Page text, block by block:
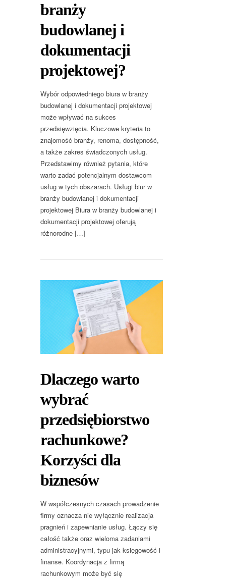
branży
budowlanej i
dokumentacji
projektowej?
Wybór odpowiedniego biura w branży
budowlanej i dokumentacji projektowej
może wpływać na sukces
przedsięwzięcia. Kluczowe kryteria to
znajomość branży, renoma, dostępność,
a także zakres świadczonych usług.
Przedstawimy również pytania, które
warto zadać potencjalnym dostawcom
usług w tych obszarach. Usługi biur w
branży budowlanej i dokumentacji
projektowej Biura w branży budowlanej i
dokumentacji projektowej oferują
różnorodne […]
Dlaczego warto
wybrać
przedsiębiorstwo
rachunkowe?
Korzyści dla
biznesów
W współczesnych czasach prowadzenie
firmy oznacza nie wyłącznie realizacja
pragnień i zapewnianie usług. Łączy się
całość także oraz wieloma zadaniami
administracyjnymi, typu jak księgowość i
finanse. Koordynacja z firmą
rachunkowym może być się